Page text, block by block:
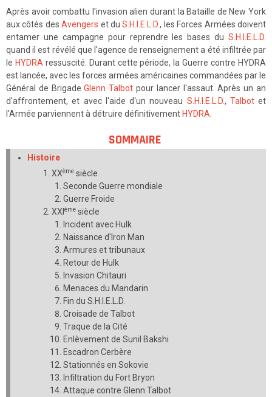
Après avoir combattu l'invasion alien durant la Bataille de New York
aux côtés desAvengers et duS.H.I.E.L.D., les Forces Armées doivent
entamer une campagne pour reprendre les bases du S.H.I.E.L.D.
quand il est révélé que l'agence de renseignement a été infiltrée par
le HYDRA ressuscité. Durant cette période, la Guerre contre HYDRA
est lancée, avec les forces armées américaines commandées par le
Général de BrigadeGlenn Talbot pour lancer l'assaut. Après un an
d'affrontement, et avec l'aide d'un nouveau S.H.I.E.L.D., Talbotet
l'Armée parviennent à détruire définitivement HYDRA
SOMMAIRE
Histoire
XXèmesiècle
Seconde Guerre mondiale
Guerre Froide
XXI èmesiècle
Incident avec Hulk
Naissance d'Iron Man
Armures et tribunaux
Retour de Hulk
Invasion Chitauri
Menaces du Mandarin
Fin du S.H.I.E.L.D.
Croisade de Talbot
Traque de la Cité
Enlèvement de Sunil Bakshi
Escadron Cerbère
Stationnés en Sokovie
Infiltration du Fort Bryon
Attaque contre Glenn Talbot